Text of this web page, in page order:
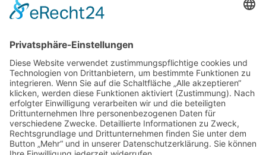
Systemhaus JOAM | Jochen Amend
Mobil: +49 (0) 1 74 / 9 36 38 56
Web:www.systemhaus-joam.de
E-Mail:info@systemhaus-joam.de